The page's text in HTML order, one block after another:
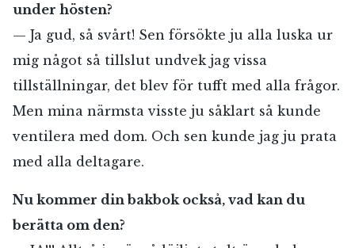
under hösten?
— Ja gud, så svårt! Sen försökte ju alla luska ur
mig något så tillslut undvek jag vissa
tillställningar, det blev för tufft med alla frågor.
Men mina närmsta visste ju såklart så kunde
ventilera med dom. Och sen kunde jag ju prata
med alla deltagare.
Nu kommer din bakbok också, vad kan du
berätta om den?